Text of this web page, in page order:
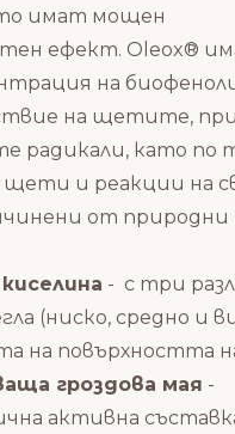
имат мощен
ефект. Oleox®
на
на щетите,
радикали, като по
щети и реакции на
от природни
- с три
(ниско, средно и
на повърхността
гроздова мая -
активна